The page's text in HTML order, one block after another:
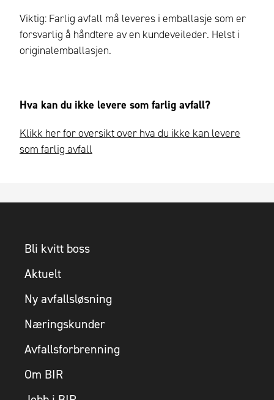
Viktig: Farlig avfall må leveres i emballasje som er
forsvarlig å håndtere av en kundeveileder. Helst i
originalemballasjen.
Hva kan du ikke levere som farlig avfall?
Klikk her for oversikt over hva du ikke kan levere
som farlig avfall
Bli kvitt boss
Aktuelt
Ny avfallsløsning
Næringskunder
Avfallsforbrenning
Om BIR